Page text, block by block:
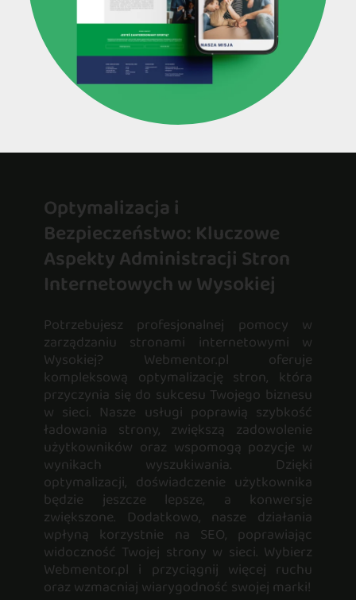
Optymalizacja i
Bezpieczeństwo: Kluczowe
Aspekty Administracji Stron
Internetowych w Wysokiej
Potrzebujesz profesjonalnej pomocy w
zarządzaniu stronami internetowymi w
Wysokiej? Webmentor.pl oferuje
kompleksową optymalizację stron, która
przyczynia się do sukcesu Twojego biznesu
w sieci. Nasze usługi poprawią szybkość
ładowania strony, zwiększą zadowolenie
użytkowników oraz wspomogą pozycje w
wynikach wyszukiwania. Dzięki
optymalizacji, doświadczenie użytkownika
będzie jeszcze lepsze, a konwersje
zwiększone. Dodatkowo, nasze działania
wpłyną korzystnie na SEO, poprawiając
widoczność Twojej strony w sieci. Wybierz
Webmentor.pl i przyciągnij więcej ruchu
oraz wzmacniaj wiarygodność swojej marki!